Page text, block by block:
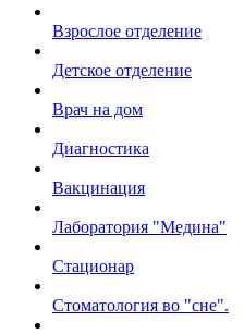
Взрослое отделение
Детское отделение
Врач на дом
Диагностика
Вакцинация
Лаборатория "Медина"
Стационар
Стоматология во "сне".